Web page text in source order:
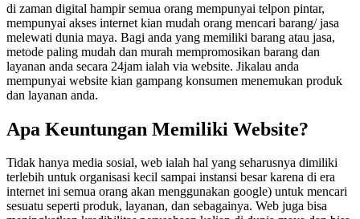
di zaman digital hampir semua orang mempunyai telpon pintar,
mempunyai akses internet kian mudah orang mencari barang/ jasa
melewati dunia maya. Bagi anda yang memiliki barang atau jasa,
metode paling mudah dan murah mempromosikan barang dan
layanan anda secara 24jam ialah via website. Jikalau anda
mempunyai website kian gampang konsumen menemukan produk
dan layanan anda.
Apa Keuntungan Memiliki Website?
Tidak hanya media sosial, web ialah hal yang seharusnya dimiliki
terlebih untuk organisasi kecil sampai instansi besar karena di era
internet ini semua orang akan menggunakan google) untuk mencari
sesuatu seperti produk, layanan, dan sebagainya. Web juga bisa